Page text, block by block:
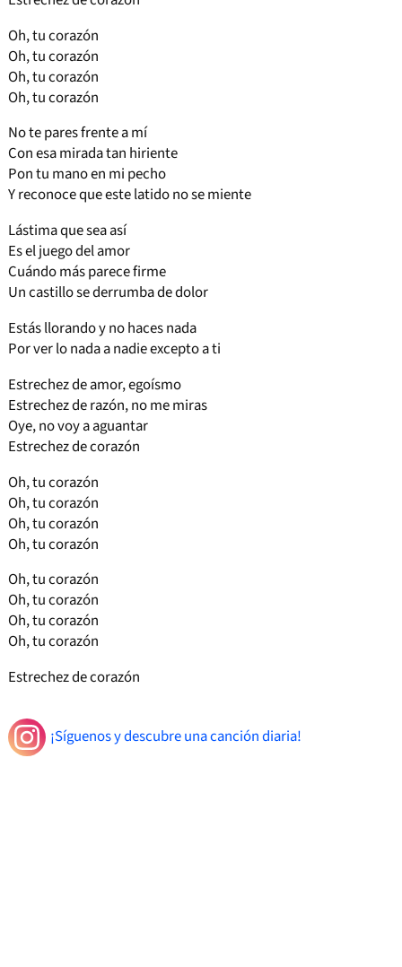
Oh, tu corazón
Oh, tu corazón
Oh, tu corazón
Oh, tu corazón
No te pares frente a mí
Con esa mirada tan hiriente
Pon tu mano en mi pecho
Y reconoce que este latido no se miente
Lástima que sea así
Es el juego del amor
Cuándo más parece firme
Un castillo se derrumba de dolor
Estás llorando y no haces nada
Por ver lo nada a nadie excepto a ti
Estrechez de amor, egoísmo
Estrechez de razón, no me miras
Oye, no voy a aguantar
Estrechez de corazón
Oh, tu corazón
Oh, tu corazón
Oh, tu corazón
Oh, tu corazón
Oh, tu corazón
Oh, tu corazón
Oh, tu corazón
Oh, tu corazón
Estrechez de corazón
¡Síguenos y descubre una canción diaria!